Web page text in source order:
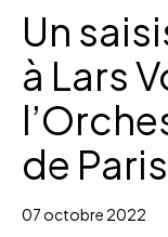
Un
à Lars
de Paris
07 octobre 2022